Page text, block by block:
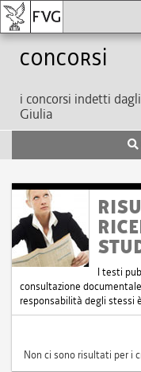
Concorsi
i concorsi indetti
Giulia
I testi
consultazione
responsabilità degli stessi
Non ci sono risultati per i